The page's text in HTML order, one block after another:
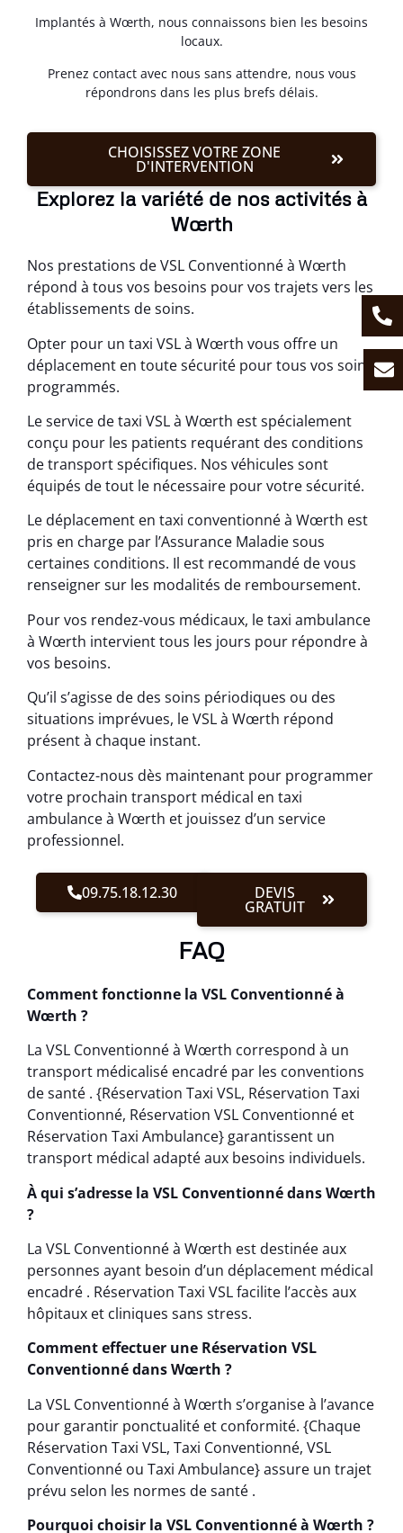
Implantés à Wœrth, nous connaissons bien les besoins
locaux.
Prenez contact avec nous sans attendre, nous vous
répondrons dans les plus brefs délais.
CHOISISSEZ VOTRE ZONE
D'INTERVENTION
Explorez la variété de nos activités à
Wœrth
Nos prestations de VSL Conventionné à Wœrth
répond à tous vos besoins pour vos trajets vers les
établissements de soins.
Opter pour un taxi VSL à Wœrth vous offre un
déplacement en toute sécurité pour tous vos soins
programmés.
Le service de taxi VSL à Wœrth est spécialement
conçu pour les patients requérant des conditions
de transport spécifiques. Nos véhicules sont
équipés de tout le nécessaire pour votre sécurité.
Le déplacement en taxi conventionné à Wœrth est
pris en charge par l’Assurance Maladie sous
certaines conditions. Il est recommandé de vous
renseigner sur les modalités de remboursement.
Pour vos rendez-vous médicaux, le taxi ambulance
à Wœrth intervient tous les jours pour répondre à
vos besoins.
Qu’il s’agisse de des soins périodiques ou des
situations imprévues, le VSL à Wœrth répond
présent à chaque instant.
Contactez-nous dès maintenant pour programmer
votre prochain transport médical en taxi
ambulance à Wœrth et jouissez d’un service
professionnel.
09.75.18.12.30 DEVIS
GRATUIT
FAQ
Comment fonctionne la VSL Conventionné à
Wœrth ?
La VSL Conventionné à Wœrth correspond à un
transport médicalisé encadré par les conventions
de santé . {Réservation Taxi VSL, Réservation Taxi
Conventionné, Réservation VSL Conventionné et
Réservation Taxi Ambulance} garantissent un
transport médical adapté aux besoins individuels.
À qui s’adresse la VSL Conventionné dans Wœrth
?
La VSL Conventionné à Wœrth est destinée aux
personnes ayant besoin d’un déplacement médical
encadré . Réservation Taxi VSL facilite l’accès aux
hôpitaux et cliniques sans stress.
Comment effectuer une Réservation VSL
Conventionné dans Wœrth ?
La VSL Conventionné à Wœrth s’organise à l’avance
pour garantir ponctualité et conformité. {Chaque
Réservation Taxi VSL, Taxi Conventionné, VSL
Conventionné ou Taxi Ambulance} assure un trajet
prévu selon les normes de santé .
Pourquoi choisir la VSL Conventionné à Wœrth ?